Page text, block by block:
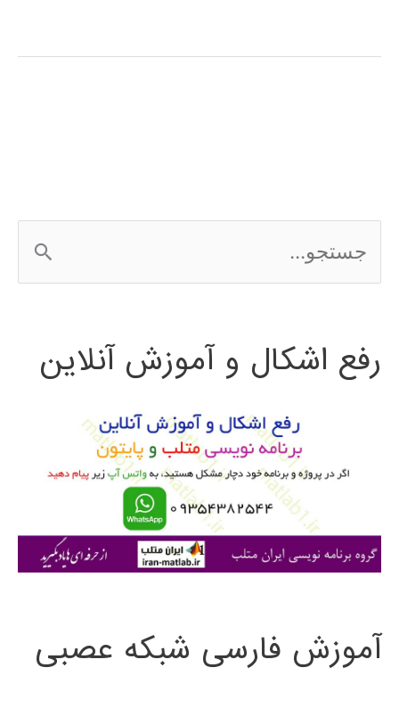
Canvas
س
ج
ی
رفع اشکال و آموزش آنلاین
آموزش فارسی شبکه عصبی